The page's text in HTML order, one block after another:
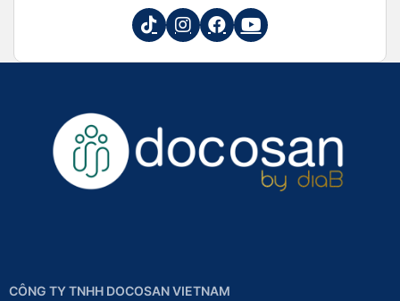
CÔNG TY TNHH DOCOSAN VIETNAM